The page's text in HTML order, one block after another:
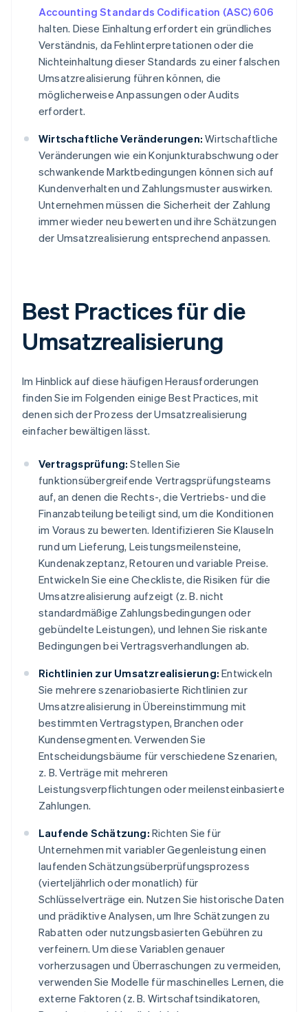
Accounting Standards Codification (ASC) 606
halten. Diese Einhaltung erfordert ein gründliches
Verständnis, da Fehlinterpretationen oder die
Nichteinhaltung dieser Standards zu einer falschen
Umsatzrealisierung führen können, die
möglicherweise Anpassungen oder Audits
erfordert.
Wirtschaftliche Veränderungen: Wirtschaftliche
Veränderungen wie ein Konjunkturabschwung oder
schwankende Marktbedingungen können sich auf
Kundenverhalten und Zahlungsmuster auswirken.
Unternehmen müssen die Sicherheit der Zahlung
immer wieder neu bewerten und ihre Schätzungen
der Umsatzrealisierung entsprechend anpassen.
Best Practices für die
Umsatzrealisierung
Im Hinblick auf diese häufigen Herausforderungen
finden Sie im Folgenden einige Best Practices, mit
denen sich der Prozess der Umsatzrealisierung
einfacher bewältigen lässt.
Vertragsprüfung: Stellen Sie
funktionsübergreifende Vertragsprüfungsteams
auf, an denen die Rechts-, die Vertriebs- und die
Finanzabteilung beteiligt sind, um die Konditionen
im Voraus zu bewerten. Identifizieren Sie Klauseln
rund um Lieferung, Leistungsmeilensteine,
Kundenakzeptanz, Retouren und variable Preise.
Entwickeln Sie eine Checkliste, die Risiken für die
Umsatzrealisierung aufzeigt (z. B. nicht
standardmäßige Zahlungsbedingungen oder
gebündelte Leistungen), und lehnen Sie riskante
Bedingungen bei Vertragsverhandlungen ab.
Richtlinien zur Umsatzrealisierung: Entwickeln
Sie mehrere szenariobasierte Richtlinien zur
Umsatzrealisierung in Übereinstimmung mit
bestimmten Vertragstypen, Branchen oder
Kundensegmenten. Verwenden Sie
Entscheidungsbäume für verschiedene Szenarien,
z. B. Verträge mit mehreren
Leistungsverpflichtungen oder meilensteinbasierte
Zahlungen.
Laufende Schätzung: Richten Sie für
Unternehmen mit variabler Gegenleistung einen
laufenden Schätzungsüberprüfungsprozess
(vierteljährlich oder monatlich) für
Schlüsselverträge ein. Nutzen Sie historische Daten
und prädiktive Analysen, um Ihre Schätzungen zu
Rabatten oder nutzungsbasierten Gebühren zu
verfeinern. Um diese Variablen genauer
vorherzusagen und Überraschungen zu vermeiden,
verwenden Sie Modelle für maschinelles Lernen, die
externe Faktoren (z. B. Wirtschaftsindikatoren,